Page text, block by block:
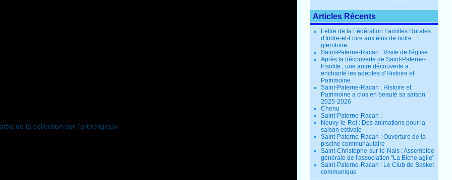
Articles Récents
Lettre de la Fédération Familles Rurales
d'Indre-et-Loire aux élus de notre
gterritoire
Saint-Paterne-Racan : Visite de l'église
Après la découverte de Saint-Paterne-
Insolite , une autre découverte a
enchanté les adeptes d’Histoire et
Patrimoine
Saint-Paterne-Racan : Histoire et
Patrimoine a clos en beauté sa saison
2025-2026
Chenu
Saint-Paterne-Racan :
Neuvy-le-Roi : Des animations pour la
saison estivale
Saint-Paterne-Racan : Ouverture de la
piscine communautaire
Saint-Christophe-sur-le-Nais : Assemblée
générale de l'association "La Biche agile"
Saint-Paterne-Racan : Le Club de Basket
communique